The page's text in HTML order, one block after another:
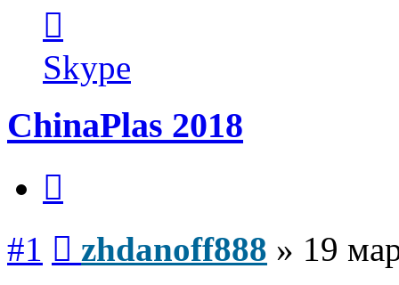
пользователя
zhdanoff888
Skype
ChinaPlas 2018
#1 zhdanoff888 » 19